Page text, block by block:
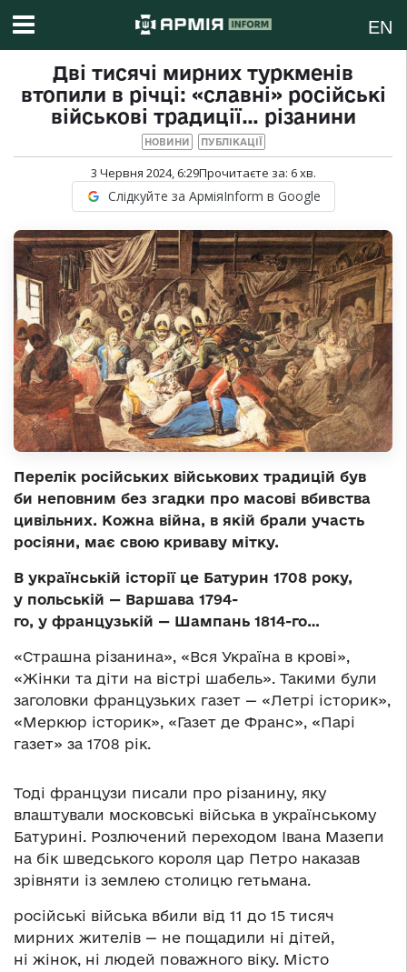
EN
Дві тисячі мирних туркменів
втопили в річці: «славні» російські
військові традиції… різанини
НОВИНИ ПУБЛІКАЦІЇ
3 Червня 2024, 6:29Прочитаєте за: 6хв.
Слідкуйте за АрміяInform в Google
Перелік російських військових традицій був
би неповним без згадки про масові вбивства
цивільних. Кожна війна, в якій брали участь
росіяни, має свою криваву мітку.
В українській історії це Батурин 1708 року,
у польській — Варшава 1794-
го, у французькій — Шампань 1814-го…
«Страшна різанина», «Вся Україна в крові»,
«Жінки та діти на вістрі шабель». Такими були
заголовки французьких газет — «Летрі історик»,
«Меркюр історик», «Газет де Франс», «Парі
газет» за 1708 рік.
Тоді французи писали про різанину, яку
влаштували московські війська в українському
Батурині. Розлючений переходом Івана Мазепи
на бік шведського короля цар Петро наказав
зрівняти із землею столицю гетьмана.
російські війська вбили від 11 до 15 тисяч
мирних жителів — не пощадили ні дітей,
ні жінок, ні людей поважного віку. Місто